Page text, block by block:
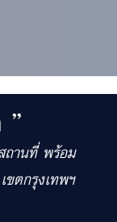
”
ถานที่ พร้อม
ตกรุงเทพฯ